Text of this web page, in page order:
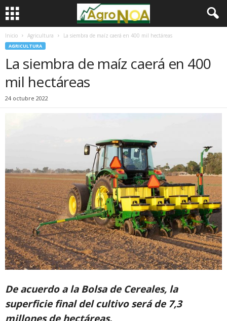
Inicio Agricultura La siembra de maíz caerá en 400 mil hectáreas
AGRICULTURA
La siembra de maíz caerá en 400
mil hectáreas
24 octubre 2022
De acuerdo a la Bolsa de Cereales, la
superficie final del cultivo será de 7,3